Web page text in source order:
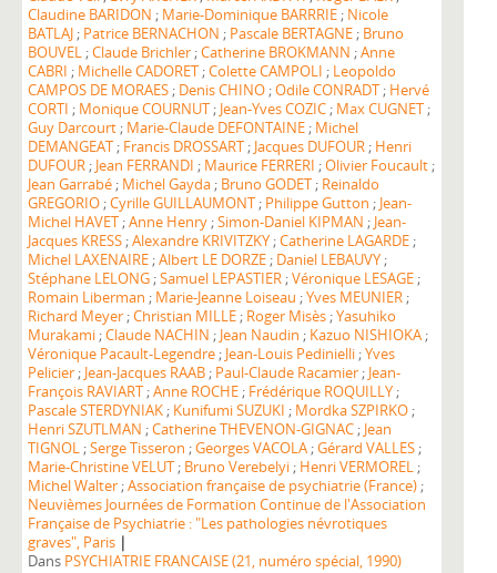
Claudine BARIDON ; Marie-Dominique BARRRIE ; Nicole
BATLAJ ; Patrice BERNACHON ; Pascale BERTAGNE ; Bruno
BOUVEL ;Claude Brichler ;Catherine BROKMANN ;Anne
CABRI ; Michelle CADORET ;Colette CAMPOLI ; Leopoldo
CAMPOS DE MORAES ; Denis CHINO ;Odile CONRADT ; Hervé
CORTI ; Monique COURNUT ; Jean-Yves COZIC ; Max CUGNET ;
Guy Darcourt ; Marie-Claude DEFONTAINE ; Michel
DEMANGEAT ; Francis DROSSART ; Jacques DUFOUR ; Henri
DUFOUR ; Jean FERRANDI ; Maurice FERRERI ;Olivier Foucault ;
Jean Garrabé ; Michel Gayda ; Bruno GODET ; Reinaldo
GREGORIO ;Cyrille GUILLAUMONT ; Philippe Gutton ; Jean-
Michel HAVET ;Anne Henry ;Simon-Daniel KIPMAN ; Jean-
Jacques KRESS ;Alexandre KRIVITZKY ;Catherine LAGARDE ;
Michel LAXENAIRE ;Albert LE DORZE ; Daniel LEBAUVY ;
Stéphane LELONG ;Samuel LEPASTIER ;Véronique LESAGE ;
Romain Liberman ; Marie-Jeanne Loiseau ;Yves MEUNIER ;
Richard Meyer ;Christian MILLE ; Roger Misès ;Yasuhiko
Murakami ;Claude NACHIN ; Jean Naudin ; Kazuo NISHIOKA ;
Véronique Pacault-Legendre ; Jean-Louis Pedinielli ;Yves
Pelicier ; Jean-Jacques RAAB ; Paul-Claude Racamier ; Jean-
François RAVIART ;Anne ROCHE ; Frédérique ROQUILLY ;
Pascale STERDYNIAK ; Kunifumi SUZUKI ; Mordka SZPIRKO ;
Henri SZUTLMAN ;Catherine THEVENON-GIGNAC ; Jean
TIGNOL ;Serge Tisseron ;Georges VACOLA ;Gérard VALLES ;
Marie-Christine VELUT ; Bruno Verebelyi ; Henri VERMOREL ;
Michel Walter ;Association française de psychiatrie (France) ;
Neuvièmes Journées de Formation Continue de l'Association
Française de Psychiatrie : "Les pathologies névrotiques
graves", Paris |
Dans PSYCHIATRIE FRANCAISE (21, numéro spécial, 1990)